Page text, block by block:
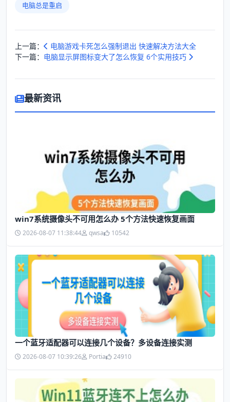
电脑总是重启
上一篇：
电脑游戏卡死怎么强制退出 快速解决方法大全
下一篇： 电脑显示屏图标变大了怎么恢复 6个实用技巧
最新资讯
win7系统摄像头不可用怎么办 5个方法快速恢复画面
2026-08-07 11:38:44 qwsa 10542
一个蓝牙适配器可以连接几个设备？多设备连接实测
2026-08-07 10:39:26 Portia 24910